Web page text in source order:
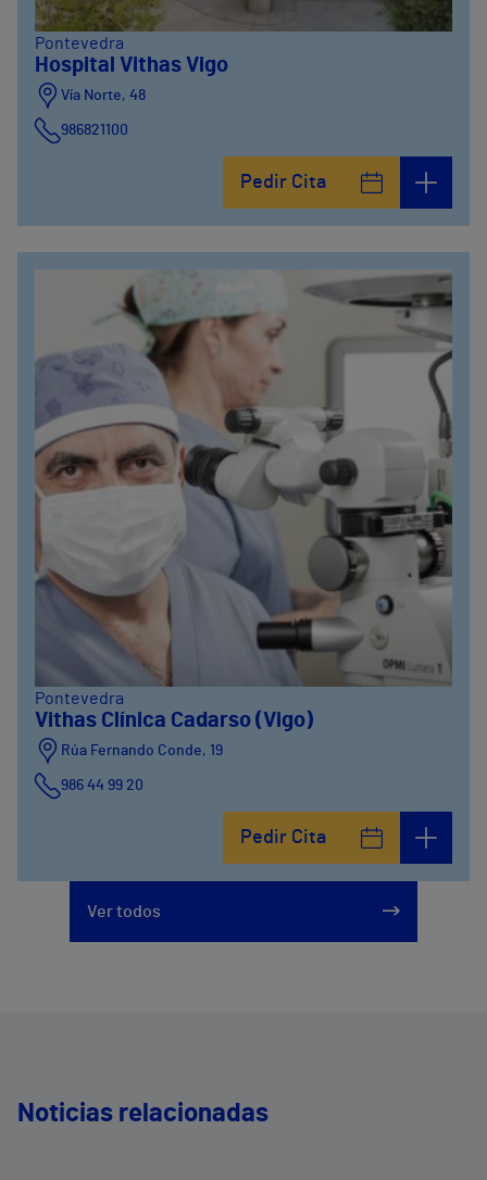
Pontevedra
Hospital Vithas Vigo
Vía Norte, 48
986821100
Pedir Cita
Pontevedra
Vithas Clínica Cadarso (Vigo)
Rúa Fernando Conde, 19
986 44 99 20
Pedir Cita
Ver todos
Noticias relacionadas